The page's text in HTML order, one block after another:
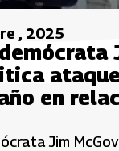
, 2025
en
Jim